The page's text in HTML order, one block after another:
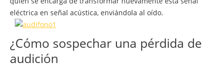
eléctrica en señal acústica, enviándola al oído.
¿Cómo sospechar una pérdida de
audición